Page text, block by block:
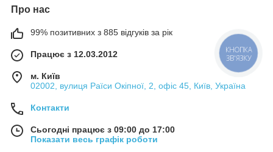
Про нас
99% позитивних з 885 відгуків за рік
Працює з 12.03.2012
м. Київ
02002, вулиця Раїси Окіпної, 2, офіс 45, Київ, Україна
Контакти
Сьогодні працює з 09:00 до 17:00
Показати весь графік роботи
КНОПКА
ЗВ'ЯЗКУ